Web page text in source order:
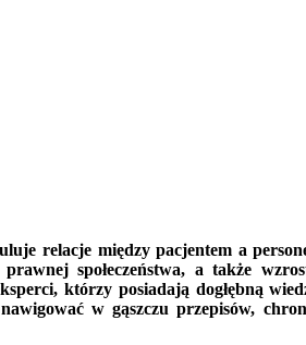
relacje między pacjentem a
społeczeństwa, a także
którzy posiadają dogłębną
w gąszczu przepisów,